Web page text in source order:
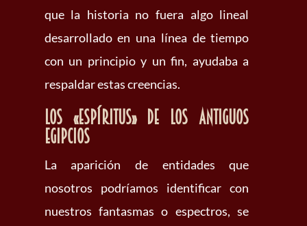
que la historia no fuera algo lineal
desarrollado en una línea de tiempo
con un principio y un fin, ayudaba a
respaldar estas creencias.
Los «espíritus» de los antiguos
egipcios
La aparición de entidades que
nosotros podríamos identificar con
nuestros fantasmas o espectros, se